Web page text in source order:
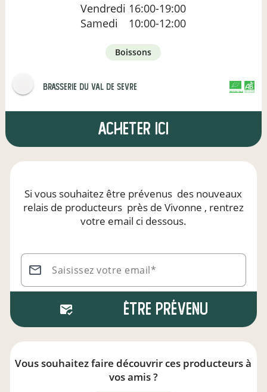
Vendredi 16:00-19:00
Samedi
10:00-12:00
boissons
brasserie du val de sevre CERTIFIÉ PAR FR-BIO-01
AGRICULTURE FRANCE
Acheter ici
Si vous souhaitez être prévenus des nouveaux
relais de producteurs près de Vivonne , rentrez
votre email ci dessous.
Saisissez votre email*
Être prévenu
Vous souhaitez faire découvrir ces producteurs à
vos amis ?